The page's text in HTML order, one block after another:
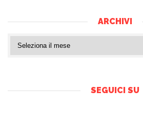
ARCHIVI
SEGUICI SU